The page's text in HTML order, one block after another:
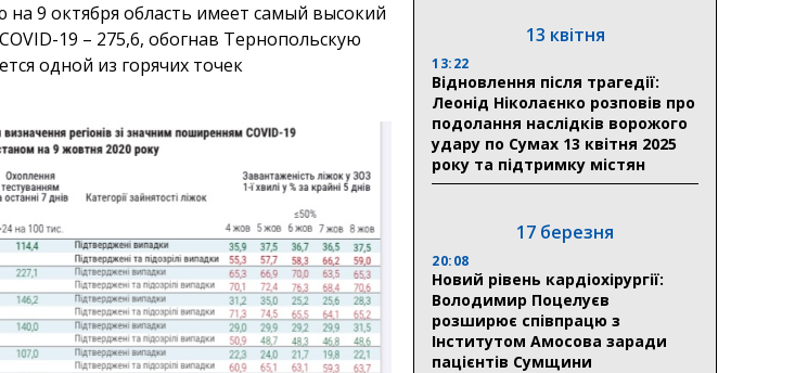
9 октября область имеет самый высокий
19 – 275,6, обогнав Тернопольскую
одной из горячих точек
13 квітня
13:22
Відновлення після трагедії:
Леонід Ніколаєнко розповів про
подолання наслідків ворожого
удару по Сумах 13 квітня 2025
року та підтримку містян
17 березня
20:08
Новий рівень кардіохірургії:
Володимир Поцелуєв
розширює співпрацю з
Інститутом Амосова заради
пацієнтів Сумщини